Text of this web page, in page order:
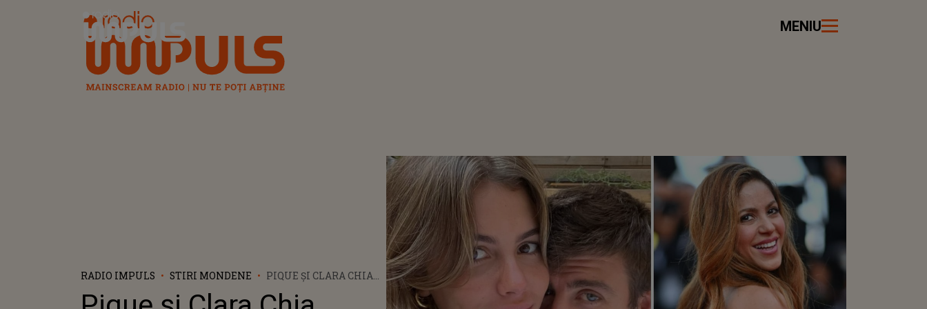
Radio Impuls MENIU
RADIO IMPULS STIRI MONDENE
PIQUE ȘI CLARA CHIA
DUREROS PENTRU